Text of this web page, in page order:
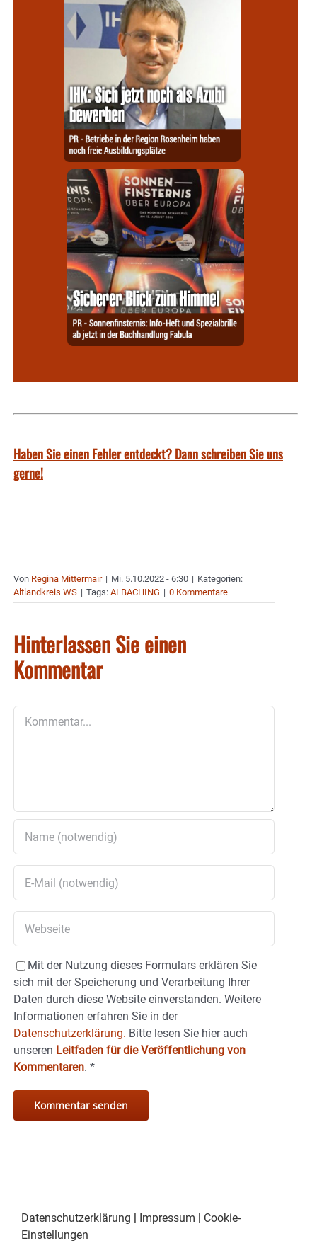
Haben Sie einen Fehler entdeckt? Dann schreiben Sie uns
gerne!
Von Regina Mittermair | Mi. 5.10.2022 - 6:30 | Kategorien:
Altlandkreis WS | Tags: ALBACHING | 0 Kommentare
Hinterlassen Sie einen
Kommentar
Mit der Nutzung dieses Formulars erklären Sie
sich mit der Speicherung und Verarbeitung Ihrer
Daten durch diese Website einverstanden. Weitere
Informationen erfahren Sie in der
Datenschutzerklärung. Bitte lesen Sie hier auch
unseren Leitfaden für die Veröffentlichung von
Kommentaren. *
Datenschutzerklärung Impressum
Cookie-
Einstellungen